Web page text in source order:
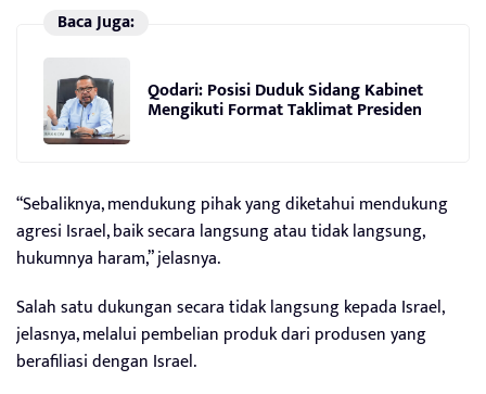
Baca Juga:
Qodari: Posisi Duduk Sidang Kabinet
Mengikuti Format Taklimat Presiden
“Sebaliknya, mendukung pihak yang diketahui mendukung
agresi Israel, baik secara langsung atau tidak langsung,
hukumnya haram,” jelasnya.
Salah satu dukungan secara tidak langsung kepada Israel,
jelasnya, melalui pembelian produk dari produsen yang
berafiliasi dengan Israel.